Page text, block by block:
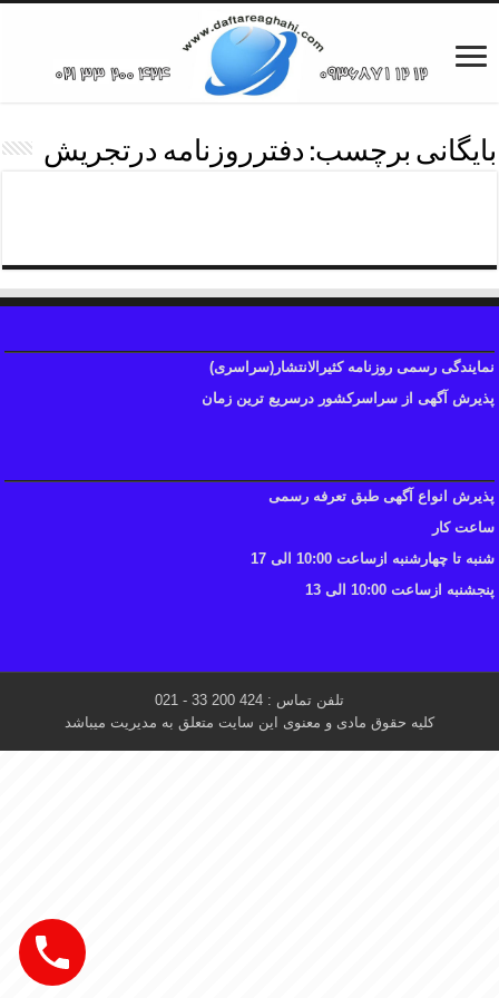
بایگانی برچسب: دفترروزنامه درتجریش
نمایندگی رسمی روزنامه کثیرالانتشار(سراسری)
پذیرش آگهی از سراسرکشور درسریع ترین زمان
پذیرش انواع آگهی طبق تعرفه رسمی
ساعت کار
شنبه تا چهارشنبه ازساعت 10:00 الی 17
پنجشنبه ازساعت 10:00 الی 13
تلفن تماس : 424 200 33 - 021
کلیه حقوق مادی و معنوی این سایت متعلق به مدیریت میباشد